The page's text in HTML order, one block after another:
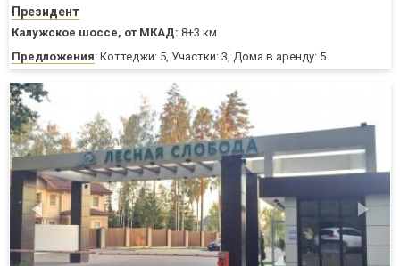
Президент
Калужское шоссе, от МКАД: 8+3 км
Предложения: Коттеджи: 5, Участки: 3, Дома в аренду: 5